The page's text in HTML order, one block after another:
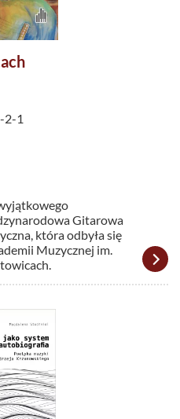
2-1
Gitarowa
która odbyła się
Muzycznej im.